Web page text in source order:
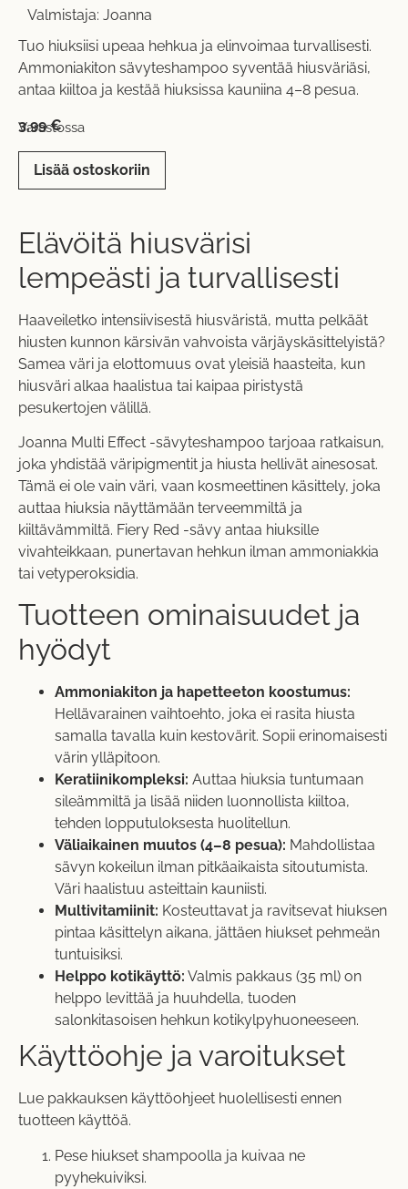
Valmistaja: Joanna
Tuo hiuksiisi upeaa hehkua ja elinvoimaa turvallisesti.
Ammoniakiton sävyteshampoo syventää hiusväriäsi,
antaa kiiltoa ja kestää hiuksissa kauniina 4–8 pesua.
3,99€
Varastossa
Lisää ostoskoriin
Elävöitä hiusvärisi
lempeästi ja turvallisesti
Haaveiletko intensiivisestä hiusväristä, mutta pelkäät
hiusten kunnon kärsivän vahvoista värjäyskäsittelyistä?
Samea väri ja elottomuus ovat yleisiä haasteita, kun
hiusväri alkaa haalistua tai kaipaa piristystä
pesukertojen välillä.
Joanna Multi Effect -sävyteshampoo tarjoaa ratkaisun,
joka yhdistää väripigmentit ja hiusta hellivät ainesosat.
Tämä ei ole vain väri, vaan kosmeettinen käsittely, joka
auttaa hiuksia näyttämään terveemmiltä ja
kiiltävämmiltä. Fiery Red -sävy antaa hiuksille
vivahteikkaan, punertavan hehkun ilman ammoniakkia
tai vetyperoksidia.
Tuotteen ominaisuudet ja
hyödyt
Ammoniakiton ja hapetteeton koostumus:
Hellävarainen vaihtoehto, joka ei rasita hiusta
samalla tavalla kuin kestovärit. Sopii erinomaisesti
värin ylläpitoon.
Keratiinikompleksi: Auttaa hiuksia tuntumaan
sileämmiltä ja lisää niiden luonnollista kiiltoa,
tehden lopputuloksesta huolitellun.
Väliaikainen muutos (4–8 pesua): Mahdollistaa
sävyn kokeilun ilman pitkäaikaista sitoutumista.
Väri haalistuu asteittain kauniisti.
Multivitamiinit: Kosteuttavat ja ravitsevat hiuksen
pintaa käsittelyn aikana, jättäen hiukset pehmeän
tuntuisiksi.
Helppo kotikäyttö: Valmis pakkaus (35 ml) on
helppo levittää ja huuhdella, tuoden
salonkitasoisen hehkun kotikylpyhuoneeseen.
Käyttöohje ja varoitukset
Lue pakkauksen käyttöohjeet huolellisesti ennen
tuotteen käyttöä.
Pese hiukset shampoolla ja kuivaa ne
pyyhekuiviksi.